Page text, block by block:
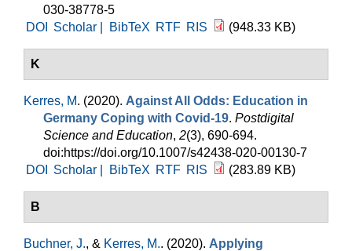
030-38778-5
DOI
Scholar | BibTeX RTF RIS (948.33 KB)
K
Kerres, M. (2020). Against All Odds: Education in
Germany Coping with Covid-19. Postdigital
Science and Education, 2(3), 690-694.
doi:https://doi.org/10.1007/s42438-020-00130-7
DOI
Scholar | BibTeX RTF RIS (283.89 KB)
B
Buchner, J., & Kerres, M.. (2020). Applying